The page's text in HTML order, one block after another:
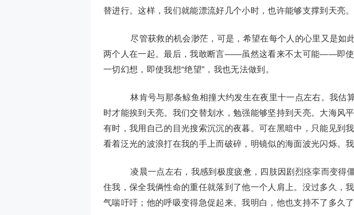
替进行。这样，我们就能漂流好几个小时，也许能够支撑到天亮。
尽管获救的机会渺茫，可是，希望在每个人的心里又是如
两个人在一起。最后，我敢断言——虽然这看来不太可能——即使
一切幻想，即使我想“绝望”，我也无法做到。
林肯号与那条鲸鱼相撞大约发生在夜里十一点左右。我估
时才能挨到天亮。我们交替划水，勉强能够坚持到天亮。大海风
有时，我用自己的目光搜索沉沉的夜暮。可在黑暗中，只能见到
看着泛光的波浪打在我的手上而破碎，明镜似的海面波光闪烁。
凌晨一点左右，我感到极度疲惫，四肢因剧烈痉挛而变得
住我，保全我俩性命的重任就落到了他一个人肩上。没过多久，
气喘吁吁；他的呼吸变得急促起来。我明白，他也支持不了多久了